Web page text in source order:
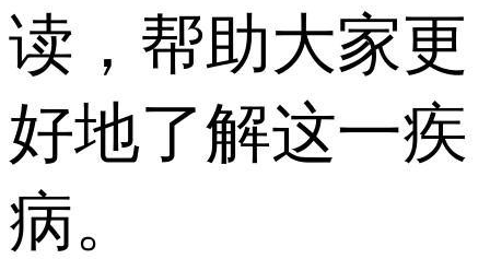
读，帮助大家更
好地了解这一疾
病。